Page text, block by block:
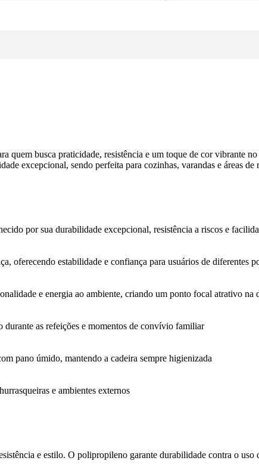
quem busca praticidade, resistência e um toque de cor vibrante
excepcional, sendo perfeita para cozinhas, varandas e áreas de
por sua durabilidade excepcional, resistência a riscos e
oferecendo estabilidade e confiança para usuários de diferentes
e energia ao ambiente, criando um ponto focal atrativo na
as refeições e momentos de convívio familiar
pano úmido, mantendo a cadeira sempre higienizada
e ambientes externos
e estilo. O polipropileno garante durabilidade contra o